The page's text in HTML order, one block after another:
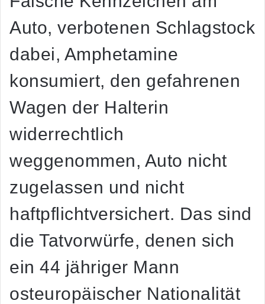
Auto, verbotenen Schlagstock
dabei, Amphetamine
konsumiert, den gefahrenen
Wagen der Halterin
widerrechtlich
weggenommen, Auto nicht
zugelassen und nicht
haftpflichtversichert. Das sind
die Tatvorwürfe, denen sich
ein 44 jähriger Mann
osteuropäischer Nationalität